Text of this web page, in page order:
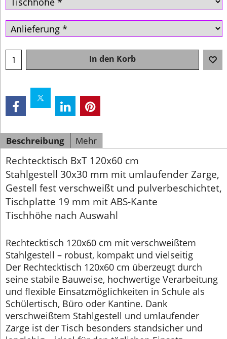
In den Korb
Beschreibung Mehr
Rechtecktisch BxT 120x60 cm
Stahlgestell 30x30 mm mit umlaufender Zarge,
Gestell fest verschweißt und pulverbeschichtet,
Tischplatte 19 mm mit ABS-Kante
Tischhöhe nach Auswahl
Rechtecktisch 120x60 cm mit verschweißtem
Stahlgestell – robust, kompakt und vielseitig
Der Rechtecktisch 120x60 cm überzeugt durch
seine stabile Bauweise, hochwertige Verarbeitung
und flexible Einsatzmöglichkeiten in Schule als
Schülertisch, Büro oder Kantine. Dank
verschweißtem Stahlgestell und umlaufender
Zarge ist der Tisch besonders standsicher und